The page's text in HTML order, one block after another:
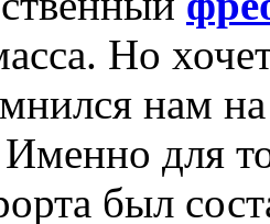
Но
нам
для
был